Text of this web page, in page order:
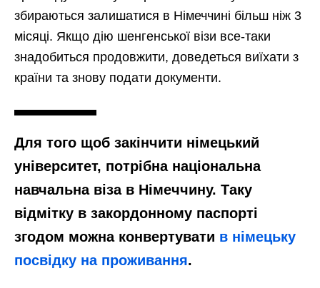
збираються залишатися в Німеччині більш ніж 3
місяці. Якщо дію шенгенської візи все-таки
знадобиться продовжити, доведеться виїхати з
країни та знову подати документи.
Для того щоб закінчити німецький
університет, потрібна національна
навчальна віза в Німеччину. Таку
відмітку в закордонному паспорті
згодом можна конвертувати в німецьку
посвідку на проживання.